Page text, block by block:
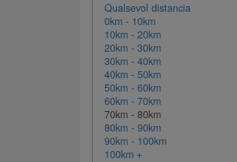
Qualsevol distancia
0km - 10km
10km - 20km
20km - 30km
30km - 40km
40km - 50km
50km - 60km
60km - 70km
70km - 80km
80km - 90km
90km - 100km
100km +